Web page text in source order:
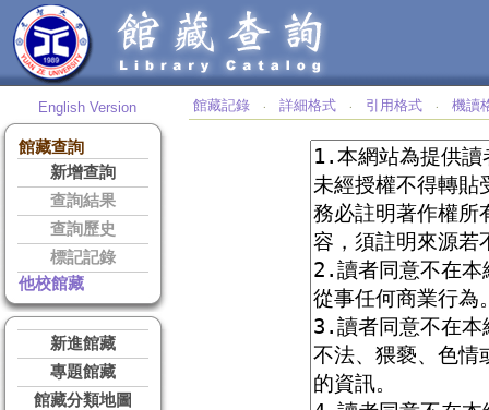
English Version
館藏查詢
新增查詢
查詢結果
查詢歷史
標記記錄
他校館藏
新進館藏
專題館藏
館藏分類地圖
館藏記錄 ‧ 詳細格式 ‧ 引用格式 ‧ 機讀